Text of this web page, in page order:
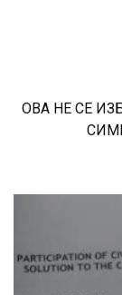
ОВА НЕ СЕ